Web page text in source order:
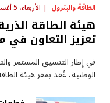
الطاقة والبترول الأربعاء، 5 أغسطس 2026 - 2:03 م
هيئة الطاقة
تعزيز التعاون في
في إطار التنسيق المستمر
الوطنية، عُقد بمقر هيئة